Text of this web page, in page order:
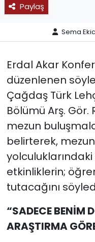
Paylaş
Sema
Erdal Akar
düzenlenen
Çağdaş Türk
Bölümü Arş. Gör.
mezun
belirterek,
etkinliklerin;
tutacağını
“SADECE BENİM
ARAŞTIRMA